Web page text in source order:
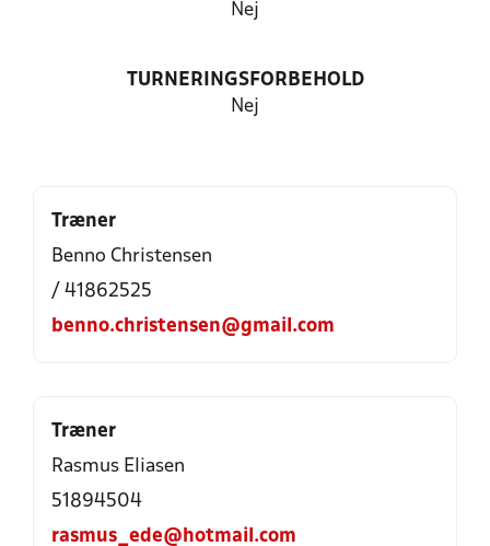
Nej
TURNERINGSFORBEHOLD
Nej
Træner
Benno Christensen
/ 41862525
benno.christensen@gmail.com
Træner
Rasmus Eliasen
51894504
rasmus_ede@hotmail.com